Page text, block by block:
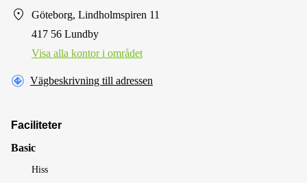
Göteborg, Lindholmspiren 11
417 56 Lundby
Visa alla kontor i området
Vägbeskrivning till adressen
Faciliteter
Basic
Hiss